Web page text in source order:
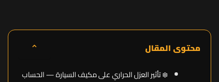
محتوى المقال ⌃
❄️ تأثير العزل الحراري على مكيف السيارة — الحساب